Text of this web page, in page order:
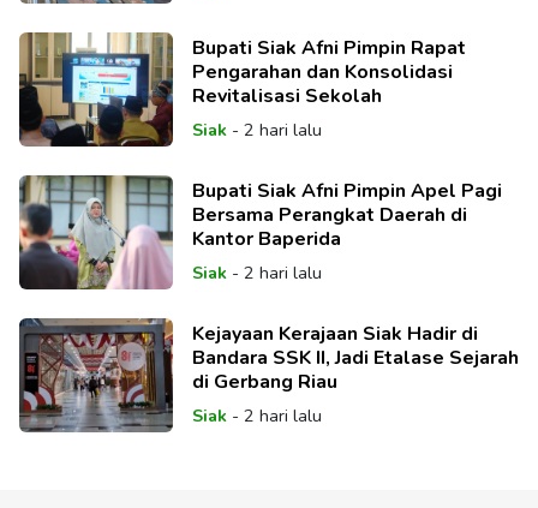
Bupati Siak Afni Pimpin Rapat
Pengarahan dan Konsolidasi
Revitalisasi Sekolah
Siak- 2 hari lalu
Bupati Siak Afni Pimpin Apel Pagi
Bersama Perangkat Daerah di
Kantor Baperida
Siak- 2 hari lalu
Kejayaan Kerajaan Siak Hadir di
Bandara SSK II, Jadi Etalase Sejarah
di Gerbang Riau
Siak- 2 hari lalu